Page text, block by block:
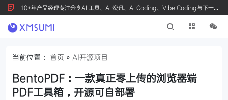
10+年产品经理专注分享AI 工具、AI 资讯、AI Coding、Vibe Coding与下一代
产品创新，按 Ctrl+D 收藏我们
当前位置： 首页 » AI开源项目
BentoPDF：一款真正零上传的浏览器端
PDF工具箱，开源可自部署